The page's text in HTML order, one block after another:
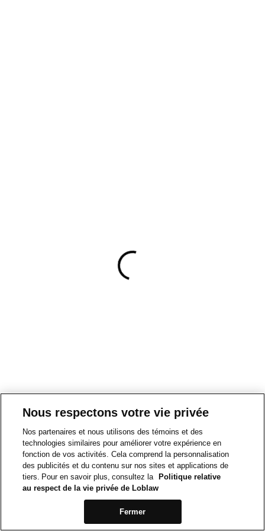
Nous respectons votre vie privée
Nos partenaires et nous utilisons des témoins et des
technologies similaires pour améliorer votre expérience en
fonction de vos activités. Cela comprend la personnalisation
des publicités et du contenu sur nos sites et applications de
tiers. Pour en savoir plus, consultez la
Politique relative
au respect de la vie privée de Loblaw
Fermer